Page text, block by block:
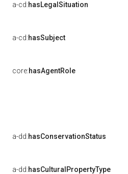
a-cd:hasLegalSituation
a-cd:hasSubject
core:hasAgentRole
a-dd:hasConservationStatus
a-dd:hasCulturalPropertyType